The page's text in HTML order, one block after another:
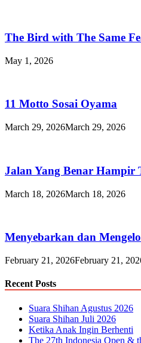
The Bird with The Same
May 1, 2026
11 Motto Sosai Oyama
March 29, 2026March 29, 2026
Jalan Yang Benar Hampir
March 18, 2026March 18, 2026
Menyebarkan dan
February 21, 2026February 21,
Recent Posts
Suara Shihan Agustus 2026
Suara Shihan Juli 2026
Ketika Anak Ingin Berhenti
The 27th Indonesia Open &